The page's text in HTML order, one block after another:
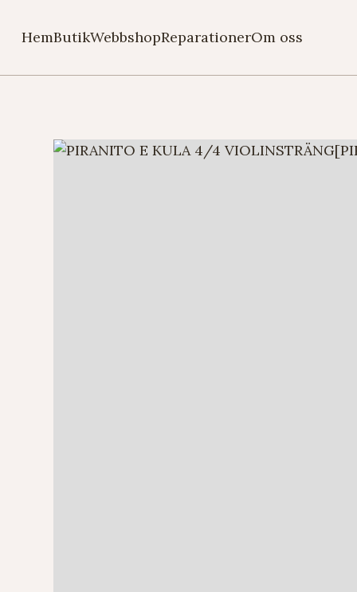
HemButikWebbshopReparationerOm oss